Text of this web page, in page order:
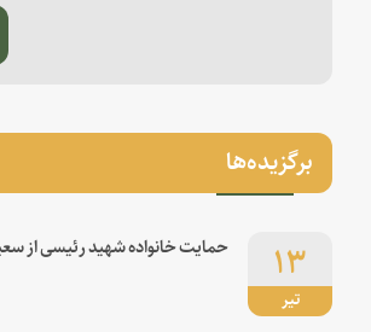
برگزیده‌ها
تیر
۱۳ حمایت خانواده شهید رئیسی از